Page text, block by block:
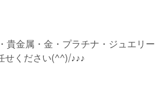
貴金属・金・プラチナ・ジュエリ
せください(^^)/♪♪♪